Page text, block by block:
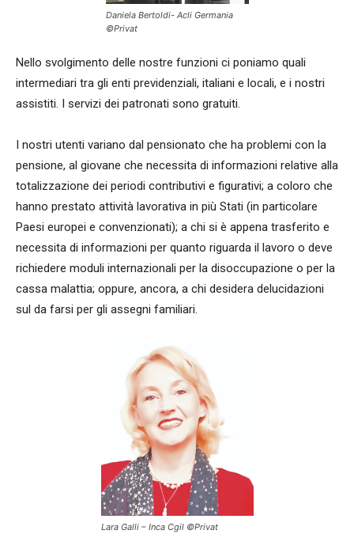
Daniela Bertoldi- Acli Germania
©Privat
Nello svolgimento delle nostre funzioni ci poniamo quali
intermediari tra gli enti previdenziali, italiani e locali, e i nostri
assistiti. I servizi dei patronati sono gratuiti.
I nostri utenti variano dal pensionato che ha problemi con la
pensione, al giovane che necessita di informazioni relative alla
totalizzazione dei periodi contributivi e figurativi; a coloro che
hanno prestato attività lavorativa in più Stati (in particolare
Paesi europei e convenzionati); a chi si è appena trasferito e
necessita di informazioni per quanto riguarda il lavoro o deve
richiedere moduli internazionali per la disoccupazione o per la
cassa malattia; oppure, ancora, a chi desidera delucidazioni
sul da farsi per gli assegni familiari.
Lara Galli – Inca Cgil ©Privat